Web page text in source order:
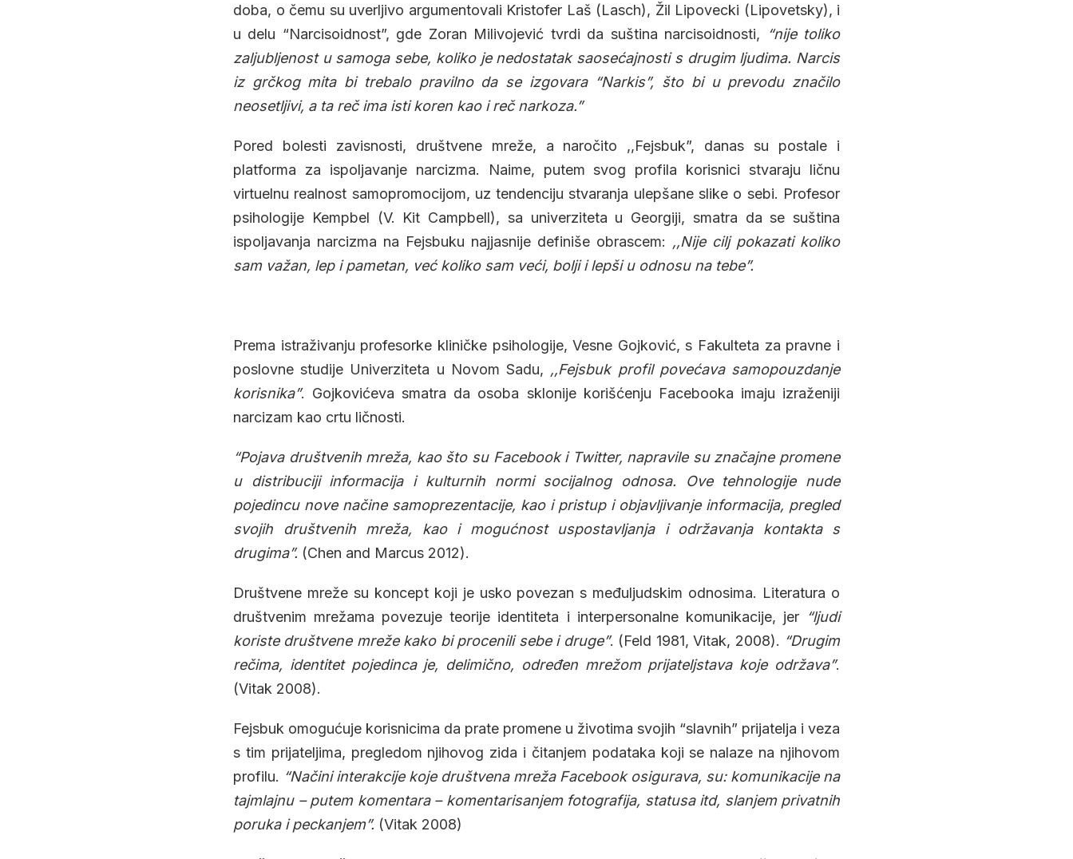
doba, o čemu su uverljivo argumentovali Kristofer Laš (Lasch), Žil Lipovecki (Lipovetsky), i
u delu “Narcisoidnost”, gde Zoran Milivojević tvrdi da suština narcisoidnosti,
“nije toliko
zaljubljenost u samoga sebe, koliko je nedostatak saosećajnosti s drugim ljudima. Narcis
iz grčkog mita bi trebalo pravilno da se izgovara “Narkis”, što bi u prevodu značilo
neosetljivi, a ta reč ima isti koren kao i reč narkoza.”
Pored bolesti zavisnosti, društvene mreže, a naročito ,,Fejsbuk”, danas su postale i
platforma za ispoljavanje narcizma. Naime, putem svog profila korisnici stvaraju ličnu
virtuelnu realnost samopromocijom, uz tendenciju stvaranja ulepšane slike o sebi. Profesor
psihologije Kempbel (V. Kit Campbell), sa univerziteta u Georgiji, smatra da se suština
ispoljavanja narcizma na Fejsbuku najjasnije definiše obrascem: ,,Nije cilj pokazati koliko
sam važan, lep i pametan, već koliko sam veći, bolji i lepši u odnosu na tebe”.
Prema istraživanju profesorke kliničke psihologije, Vesne Gojković, s Fakulteta za pravne i
poslovne studije Univerziteta u Novom Sadu, ,,Fejsbuk profil povećava samopouzdanje
korisnika”. Gojkovićeva smatra da osoba sklonije korišćenju Facebooka imaju izraženiji
narcizam kao crtu ličnosti.
“Pojava društvenih mreža, kao što su Facebook i Twitter, napravile su značajne promene
u distribuciji informacija i kulturnih normi socijalnog odnosa. Ove tehnologije nude
pojedincu nove načine samoprezentacije, kao i pristup i objavljivanje informacija, pregled
svojih društvenih mreža, kao i mogućnost uspostavljanja i održavanja kontakta s
drugima”. (Chen and Marcus 2012).
Društvene mreže su koncept koji je usko povezan s međuljudskim odnosima. Literatura o
društvenim mrežama povezuje teorije identiteta i interpersonalne komunikacije, jer “ljudi
koriste društvene mreže kako bi procenili sebe i druge”. (Feld 1981, Vitak, 2008). “Drugim
rečima, identitet pojedinca je, delimično, određen mrežom prijateljstava koje održava”.
(Vitak 2008).
Fejsbuk omogućuje korisnicima da prate promene u životima svojih “slavnih” prijatelja i veza
s tim prijateljima, pregledom njihovog zida i čitanjem podataka koji se nalaze na njihovom
profilu. “Načini interakcije koje društvena mreža Facebook osigurava, su: komunikacije na
tajmlajnu – putem komentara – komentarisanjem fotografija, statusa itd, slanjem privatnih
poruka i peckanjem”. (Vitak 2008)